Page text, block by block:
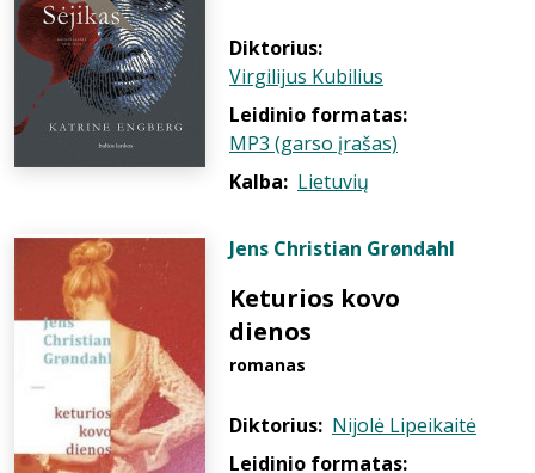
Diktorius:
Virgilijus Kubilius
Leidinio formatas:
MP3 (garso įrašas)
Kalba: Lietuvių
Jens Christian Grøndahl
Keturios kovo
dienos
romanas
Diktorius: Nijolė Lipeikaitė
Leidinio formatas: